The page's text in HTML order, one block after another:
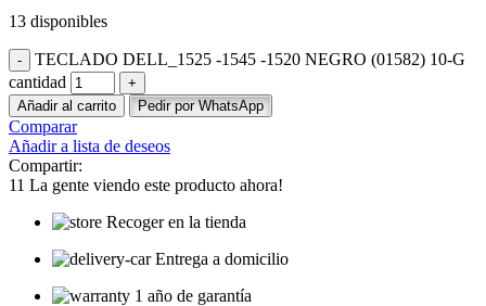
13 disponibles
TECLADO DELL_1525 -1545 -1520 NEGRO (01582) 10-G
cantidad
Añadir al carrito Pedir por WhatsApp
Comparar
Añadir a lista de deseos
Compartir:
11 La gente viendo este producto ahora!
Recoger en la tienda
Entrega a domicilio
1 año de garantía